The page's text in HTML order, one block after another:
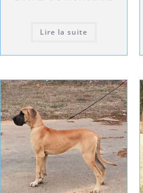
Lire la suite